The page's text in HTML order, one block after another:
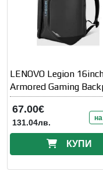
LENOVO Legion
Armored Gaming
GB900
67.00€
131.04лв.
КУПИ